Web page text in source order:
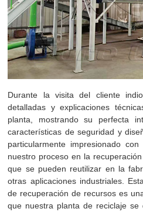
Durante la visita del cliente
detalladas y explicaciones
planta, mostrando su perfecta
características de seguridad y
particularmente impresionado
nuestro proceso en la
que se pueden reutilizar en la
otras aplicaciones industriales.
de recuperación de recursos es
que nuestra planta de reciclaje